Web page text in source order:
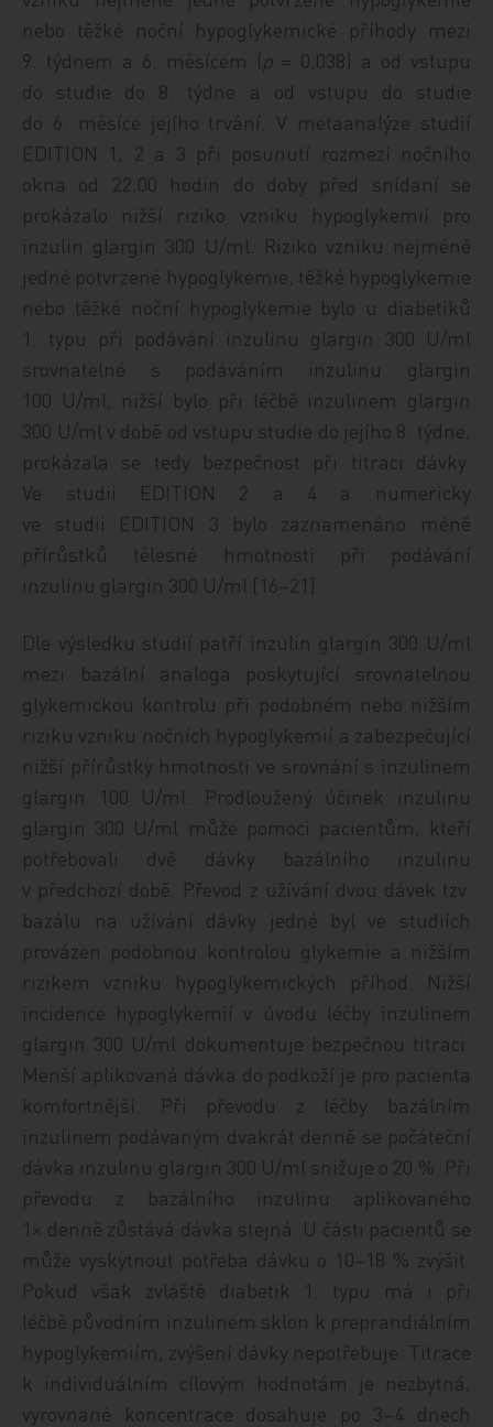
nebo těžké noční hypoglykemické příhody mezi
9. tý­dnem a 6. měsícem (p= 0,038) a od vstupu
do studie do 8. týdne a od vstupu do studie
do 6. měsíce jejího trvání. V metaanalýze studií
EDITION 1, 2 a 3 při posunutí rozmezí nočního
okna od 22.00 hodin do doby před snídaní se
prokázalo nižší riziko vzniku hypoglykemií pro
inzulin glargin 300 U/ml. Riziko vzniku nejméně
jedné potvrzené hypoglykemie, těžké hypoglykemie
nebo těžké noční hypo­glykemie bylo u diabetiků
1. typu při podávání inzulinu glargin 300 U/ml
srovnatelné s podáváním inzulinu glargin
100 U/ml, nižší bylo při léčbě inzulinem glargin
300 U/ml v době od vstupu studie do jejího 8. týdne,
prokázala se tedy bezpečnost při titraci dávky.
Ve studii EDITION 2 a 4 a numericky
ve studii EDITION 3 bylo zaznamenáno méně
přírůstků tělesné hmotnosti při podávání
inzulinu glargin 300 U/ml [16–21].
Dle výsledku studií patří inzulin glargin 300 U/ml
mezi bazální analoga poskytující srovnatelnou
glykemickou kontrolu při podobném nebo nižším
riziku vzniku nočních hypoglykemií a zabezpečující
nižší přírůstky hmotnosti ve srovnání s inzulinem
glargin 100 U/ml. Prodloužený účinek inzulinu
glargin 300 U/ml může pomoci pacientům, kteří
potřebovali dvě dávky bazálního inzulinu
v předchozí době. Převod z užívání dvou dávek tzv.
bazálu na užívání dávky jedné byl ve studiích
provázen podobnou kontrolou glykemie a nižším
rizikem vzniku hypoglykemických příhod. Nižší
incidence hypoglykemií v úvodu léčby inzulinem
glargin 300 U/ml dokumentuje bezpečnou titraci.
Menší aplikovaná dávka do podkoží je pro pacienta
komfortnější. Při převodu z léčby bazálním
inzulinem podávaným dvakrát denně se počáteční
dávka inzulinu glargin 300 U/ml snižuje o 20 %. Při
převodu z bazálního inzulinu aplikovaného
1× denně zůstává dávka stejná. U části pacientů se
může vyskytnout potřeba dávku o 10–18 % zvýšit.
Pokud však zvláště diabetik 1. typu má i při
léčbě původním inzulinem sklon k preprandiálním
hypoglykemiím, zvýšení dávky nepotřebuje. Titrace
k individuálním cílovým hodnotám je nezbytná,
vyrovnané koncentrace dosahuje po 3–4 dnech